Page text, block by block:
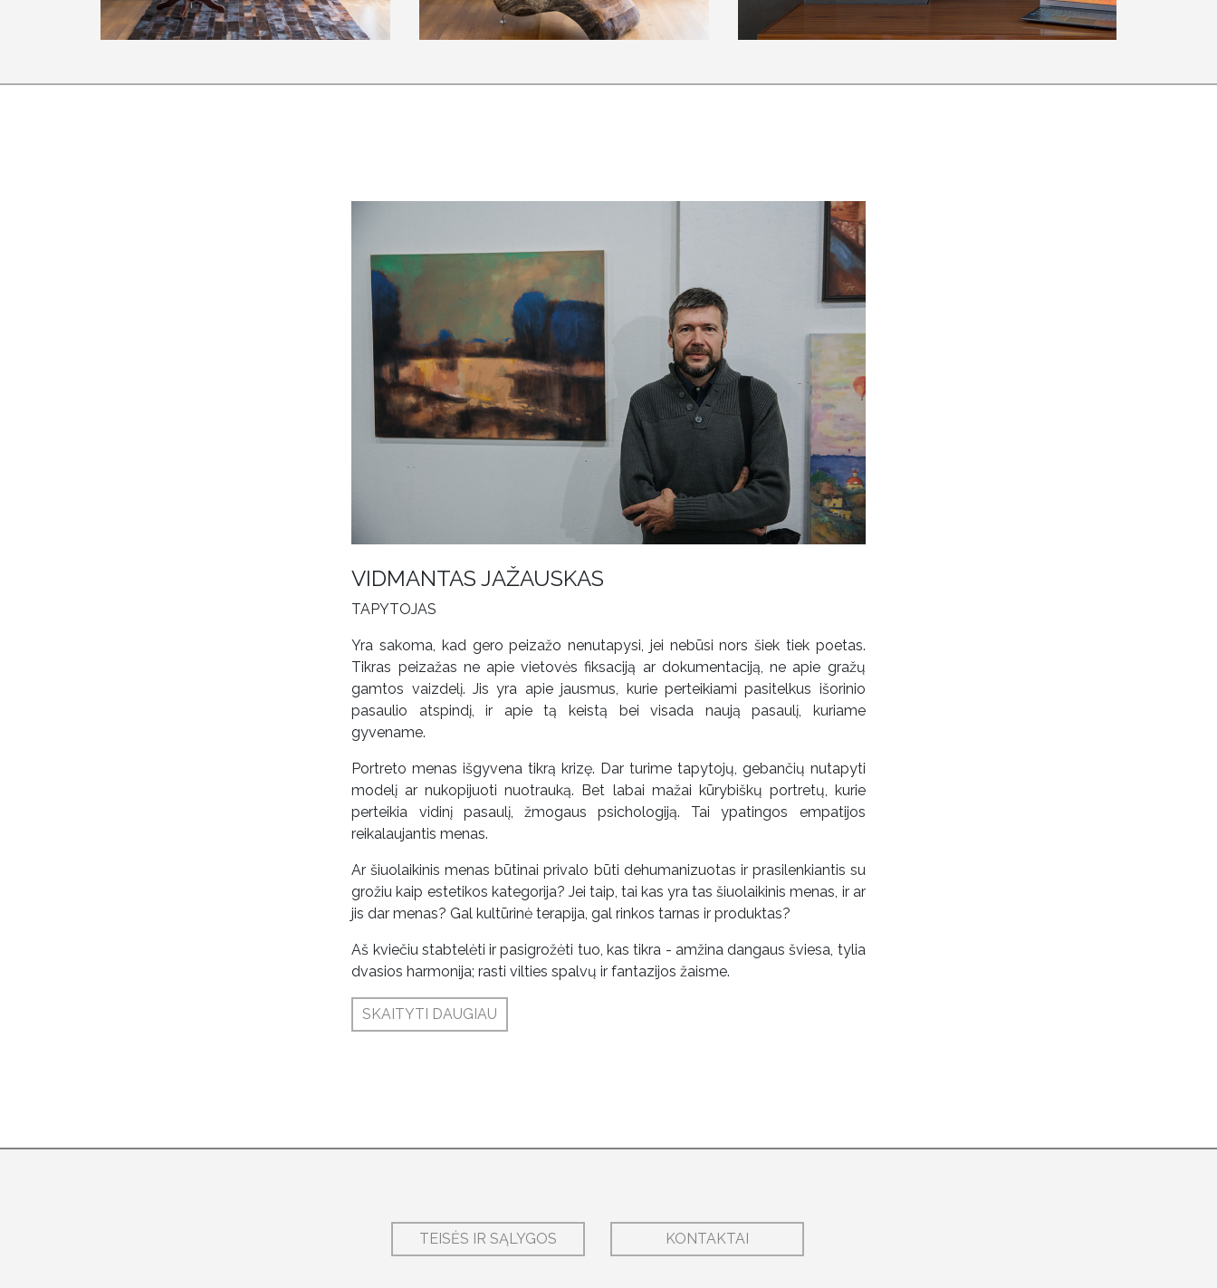
VIDMANTAS JAŽAUSKAS
TAPYTOJAS
Yra sakoma, kad gero peizažo nenutapysi, jei nebūsi nors šiek tiek poetas.
Tikras peizažas ne apie vietovės fiksaciją ar dokumentaciją, ne apie gražų
gamtos vaizdelį. Jis yra apie jausmus, kurie perteikiami pasitelkus išorinio
pasaulio atspindį, ir apie tą keistą bei visada naują pasaulį, kuriame
gyvename.
Portreto menas išgyvena tikrą krizę. Dar turime tapytojų, gebančių nutapyti
modelį ar nukopijuoti nuotrauką. Bet labai mažai kūrybiškų portretų, kurie
perteikia vidinį pasaulį, žmogaus psichologiją. Tai ypatingos empatijos
reikalaujantis menas.
Ar šiuolaikinis menas būtinai privalo būti dehumanizuotas ir prasilenkiantis su
grožiu kaip estetikos kategorija? Jei taip, tai kas yra tas šiuolaikinis menas, ir ar
jis dar menas? Gal kultūrinė terapija, gal rinkos tarnas ir produktas?
Aš kviečiu stabtelėti ir pasigrožėti tuo, kas tikra - amžina dangaus šviesa, tylia
dvasios harmonija; rasti vilties spalvų ir fantazijos žaisme.
SKAITYTI DAUGIAU
TEISĖS IR SĄLYGOS KONTAKTAI